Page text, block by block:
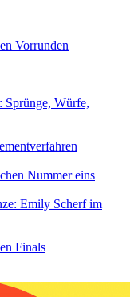
Vorrunden
Sprünge, Würfe,
Nummer eins
Emily Scherf im
Finals